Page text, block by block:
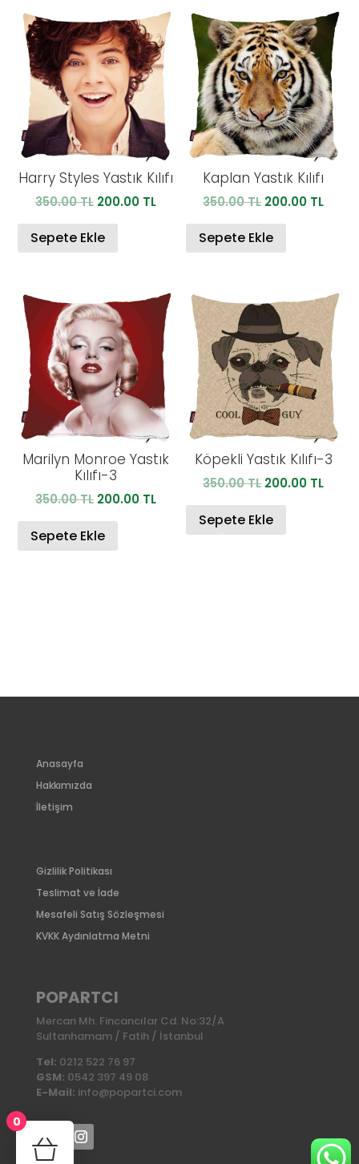
Harry Styles Yastık Kılıfı
350.00TL Orijinal
350.00 TL.
200.00 TLŞu
200.00 TL.
Sepete Ekle
Kaplan Yastık Kılıfı
350.00TL Orijinal
350.00 TL.
200.00 TLŞu
Sepete Ekle
Marilyn Monroe Yastık
Kılıfı-3
350.00TL Orijinal
350.00 TL.
200.00 TLŞu
andaki
fiyat:
Sepete Ekle
Köpekli Yastık Kılıfı-3
350.00TL Orijinal
350.00 TL.
200.00 TLŞu
Sepete Ekle
Anasayfa
Hakkımızda
İletişim
Gizlilik Politikası
Teslimat ve İade
Mesafeli Satış Sözleşmesi
KVKK Aydınlatma Metni
POPARTCI
Mercan Mh. Fincancılar Cd. No:32/A
Sultanhamam / Fatih / İstanbul
Tel: 0212 522 76 97
GSM: 0542 397 49 08
E-Mail: info@popartci.com
0